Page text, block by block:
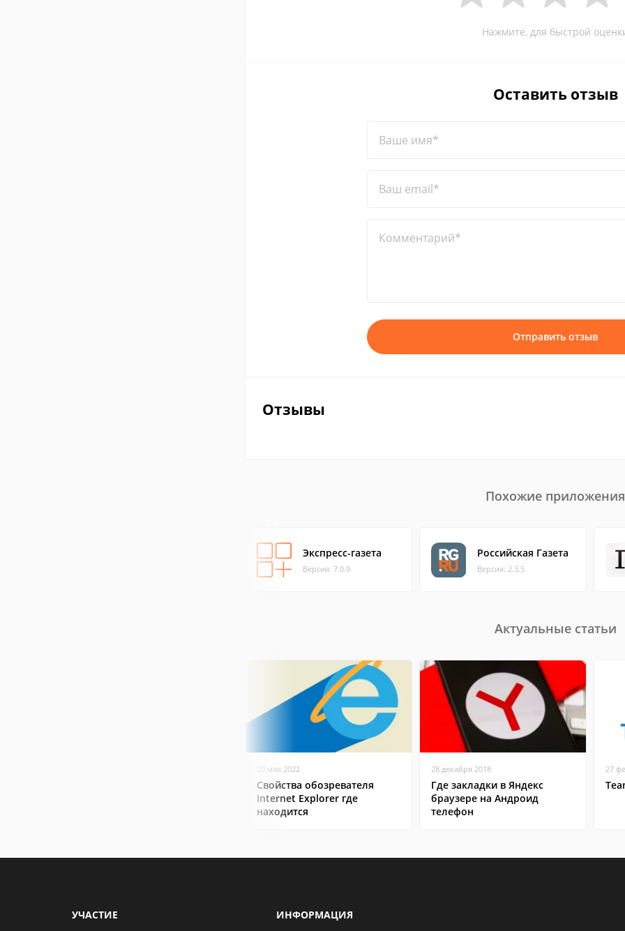
Нажмите, для быстрой
Оставить отзыв
Ваше имя*
Ваш email*
Комментарий*
Отправить отзыв
Отзывы
Похожие приложения
Экспресс-газета
Версия: 7.0.9
Российская Газета
Версия: 2.3.5
Актуальные статьи
20 мая 2022
Свойства обозревателя
Internet Explorer где
находится
28 декабря 2018
Где закладки в Яндекс
браузере на Андроид
телефон
27
УЧАСТИЕ ИНФОРМАЦИЯ